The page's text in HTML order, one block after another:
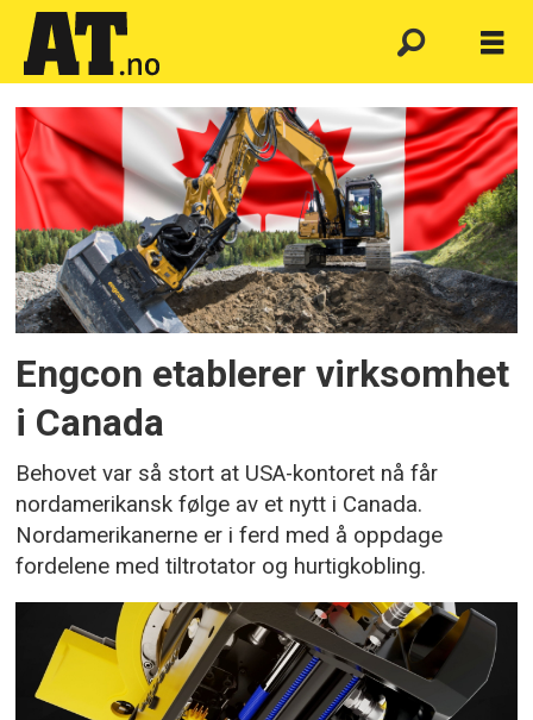
Emne:
ec-
oil
Engcon etablerer virksomhet
i Canada
Behovet var så stort at USA-kontoret nå får
nordamerikansk følge av et nytt i Canada.
Nordamerikanerne er i ferd med å oppdage
fordelene med tiltrotator og hurtigkobling.